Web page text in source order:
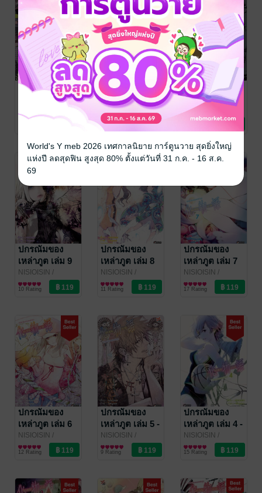
ปกรณัมของ
เหล่าภูต เล่ม 12
DEXPRESS
การ์ตูนทั่วไป
ปกรณัมของ
เหล่าภูต เล่ม 11
NISIOISIN
DEXPRESS
การ์ตูนทั่วไป
10 Rating
ปกรณัมของ
เหล่าภูต เล่ม 10
NISIOISIN
DEXPRESS
การ์ตูนทั่วไป
ปกรณัมของ
เหล่าภูต เล่ม 9
NISIOISIN /
DEXPRESS
การ์ตูนทั่วไป
10 Rating
ปกรณัมของ
เหล่าภูต เล่ม 8
NISIOISIN /
DEXPRESS
การ์ตูนทั่วไป
11 Rating
ปกรณัมของ
เหล่าภูต เล่ม 7
NISIOISIN /
DEXPRESS
การ์ตูนทั่วไป
17 Rating
ปกรณัมของ
เหล่าภูต เล่ม 6
NISIOISIN /
DEXPRESS
การ์ตูนทั่วไป
12 Rating
ปกรณัมของ
เหล่าภูต เล่ม 5 -
(Bakemonogatari)
NISIOISIN /
DEXPRESS
การ์ตูนทั่วไป
9 Rating
ปกรณัมของ
เหล่าภูต เล่ม 4 -
(Bakemonogatari)
NISIOISIN /
DEXPRESS
การ์ตูนทั่วไป
15 Rating
World's Y meb 2026 เทศกาลนิยาย การ์ตูนวาย สุดยิ่งใหญ่
แห่งปี ลดสุดฟิน สูงสุด 80% ตั้งแต่วันที่ 31 ก.ค. - 16 ส.ค.
69